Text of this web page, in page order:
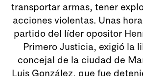
transportar armas, tener
acciones violentas. Unas
partido del líder opositor
Primero Justicia, exigió la
concejal de la ciudad de
Luis González, que fue